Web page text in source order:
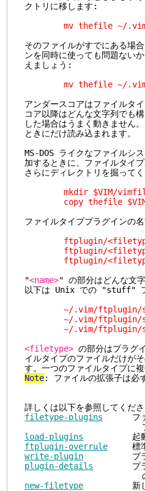
クトリに移します:
mv thefile ~/.vim/
そのファイルがすでにある場
ンを同時に使っても問題ない
えましょう:
mv thefile ~/.vim/
アンダースコアはファイルタ
コア以降はどんな文字列で
した場合はうまく動きませ
ときにだけ読み込まれます。
MS-DOS ライクなファイルシ
加するときに、ファイルタイ
さらにディレクトリを掘って
mkdir $VIM/
copy thefile $VIM/
ファイルタイププラグインの
ftplugin/
ftplugin/
ftplugin/<filetype>/
"<name>" の部分はどんな文
以下は Unix での "stuff" フ
~/.vim/ftplugin/
~/.vim/ftplugin/
~/.vim/ftplugin/
<filetype> の部分はプラグ
イルタイプのファイルだけが
す。一つのファイルタイプに
Note: ファイルの拡張子は
詳しくは以下を参照してくだ
filetype-plugins ファイ
プで問題が発生
load-plugins 起動時に読
ftplugin-overrule 標準の
write-plugin プラグイ
plugin-details プラグイ
の詳細な
new-filetype 新しいフ